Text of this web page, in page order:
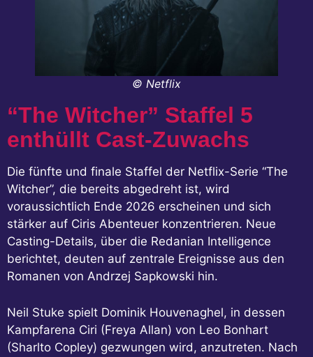
© Netflix
“The Witcher” Staffel 5
enthüllt Cast-Zuwachs
Die fünfte und finale Staffel der Netflix-Serie “The
Witcher”, die bereits abgedreht ist, wird
voraussichtlich Ende 2026 erscheinen und sich
stärker auf Ciris Abenteuer konzentrieren. Neue
Casting-Details, über die Redanian Intelligence
berichtet, deuten auf zentrale Ereignisse aus den
Romanen von Andrzej Sapkowski hin.
Neil Stuke spielt Dominik Houvenaghel, in dessen
Kampfarena Ciri (Freya Allan) von Leo Bonhart
(Sharlto Copley) gezwungen wird, anzutreten. Nach